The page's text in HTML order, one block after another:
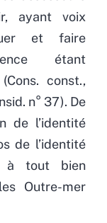
ayant voix
et faire
étant
const.,
n° 37). De
de l’identité
de l’identité
à tout bien
Outre-mer